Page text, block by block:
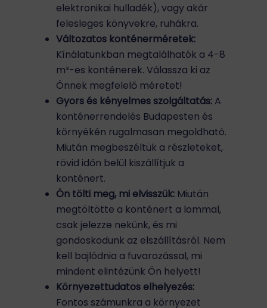
elektronikai hulladék), vagy akár
felesleges könyvekre, ruhákra.
Változatos konténerméretek:
Kínálatunkban megtalálhatók a 4-8
m³-es konténerek. Válassza ki az
Önnek megfelelő méretet!
Gyors és kényelmes szolgáltatás: A
konténerrendelés Budapesten és
környékén rugalmasan megoldható.
Miután megbeszéltük a részleteket,
rövid időn belül kiszállítjuk a
konténert.
Ön tölti meg, mi elvisszük: Miután
megtöltötte a konténert a lommal,
csak jelezze nekünk, és mi
gondoskodunk az elszállításról. Nem
kell bajlódnia a fuvarozással, mi
mindent elintézünk Ön helyett!
Környezettudatos elhelyezés:
Fontos számunkra a környezet